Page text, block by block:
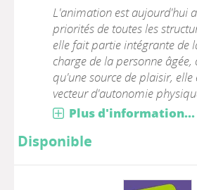
L'animation est aujourd'hui
priorités de toutes les
elle fait partie intégrante de
charge de la personne
qu'une source de plaisir, elle
vecteur d'autonomie
Plus d'information...
Disponible